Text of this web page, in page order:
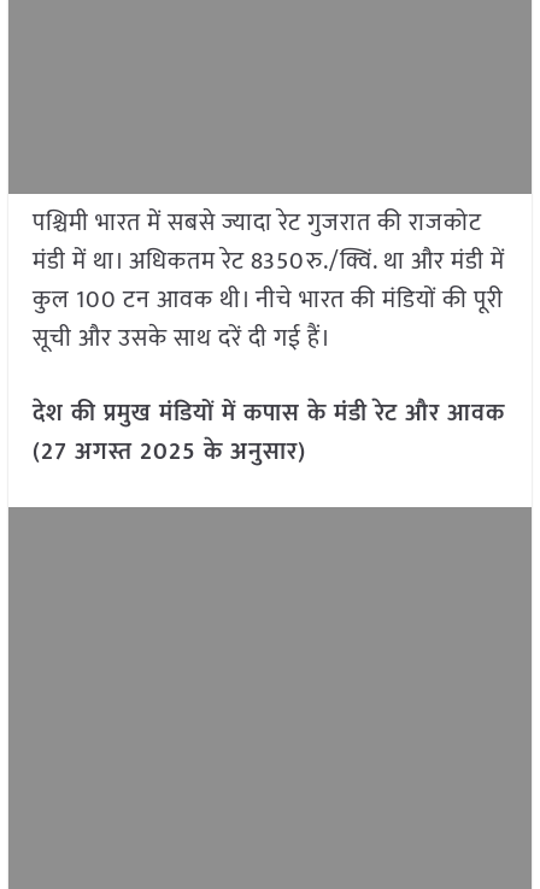
पश्चिमी भारत में सबसे ज्यादा रेट गुजरात की राजकोट
मंडी में था। अधिकतम रेट 8350रु./क्विं. था और मंडी में
कुल 100 टन आवक थी। नीचे भारत की मंडियों की पूरी
सूची और उसके साथ दरें दी गई हैं।
देश की प्रमुख मंडियों में कपास के मंडी रेट और आवक
(27 अगस्त 2025 के अनुसार)